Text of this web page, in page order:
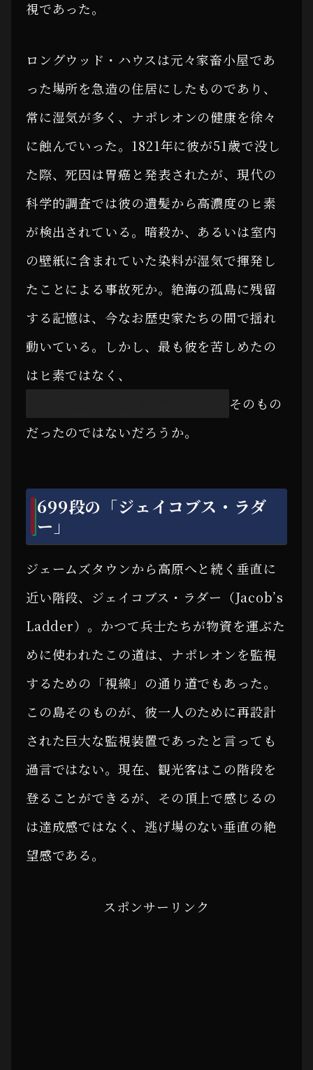
視であった。
ロングウッド・ハウスは元々家畜小屋であ
った場所を急造の住居にしたものであり、
常に湿気が多く、ナポレオンの健康を徐々
に蝕んでいった。1821年に彼が51歳で没し
た際、死因は胃癌と発表されたが、現代の
科学的調査では彼の遺髪から高濃度のヒ素
が検出されている。暗殺か、あるいは室内
の壁紙に含まれていた染料が湿気で揮発し
たことによる事故死か。絶海の孤島に残留
する記憶は、今なお歴史家たちの間で揺れ
動いている。しかし、最も彼を苦しめたの
はヒ素ではなく、
そのもの
だったのではないだろうか。
699段の「ジェイコブス・ラダ
ー」
ジェームズタウンから高原へと続く垂直に
近い階段、ジェイコブス・ラダー（Jacob’s
Ladder）。かつて兵士たちが物資を運ぶた
めに使われたこの道は、ナポレオンを監視
するための「視線」の通り道でもあった。
この島そのものが、彼一人のために再設計
された巨大な監視装置であったと言っても
過言ではない。現在、観光客はこの階段を
登ることができるが、その頂上で感じるの
は達成感ではなく、逃げ場のない垂直の絶
望感である。
スポンサーリンク